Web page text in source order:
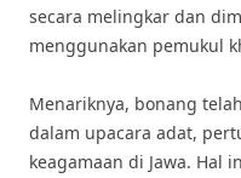
secara melingkar dan
menggunakan pemukul
Menariknya, bonang
dalam upacara adat,
keagamaan di Jawa. Hal